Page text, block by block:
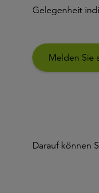
Gelegenheit
Melden Sie
Darauf können